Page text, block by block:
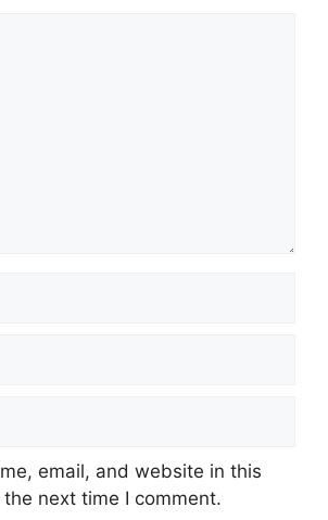
email, and website in this
next time I comment.